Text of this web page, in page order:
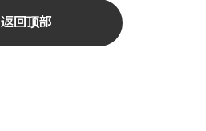
返回顶部